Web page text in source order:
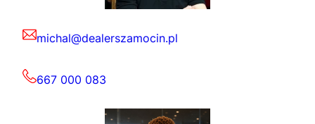
michal@dealerszamocin.pl
667 000 083